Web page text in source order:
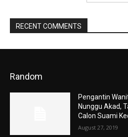
RECENT COMMENTS
Random
Pengantin
Nunggu Akad,
Calon Suami
August 27, 2019